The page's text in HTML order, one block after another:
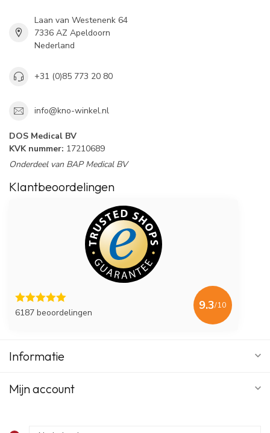
Laan van Westenenk 64
7336 AZ Apeldoorn
Nederland
+31 (0)85 773 20 80
info@kno-winkel.nl
DOS Medical BV
KVK nummer: 17210689
Onderdeel van BAP Medical BV
Klantbeoordelingen
6187 beoordelingen
9.3/10
Informatie
Mijn account